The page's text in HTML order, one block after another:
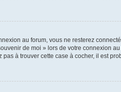
au forum, vous ne resterez
de moi » lors de votre connexion
à trouver cette case à cocher, il est